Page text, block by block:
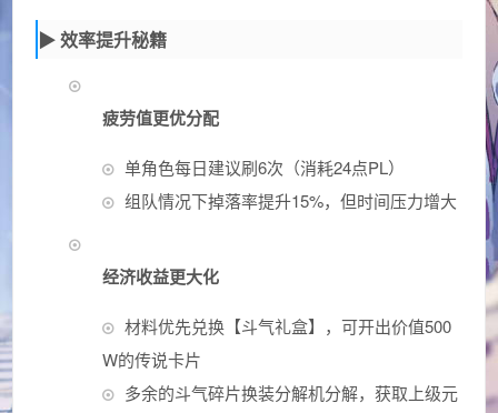
▶ 效率提升秘籍
疲劳值更优分配
单角色每日建议刷6次（消耗24点PL）
组队情况下掉落率提升15%，但时间压力增大
经济收益更大化
材料优先兑换【斗气礼盒】，可开出价值500
W的传说卡片
多余的斗气碎片换装分解机分解，获取上级元